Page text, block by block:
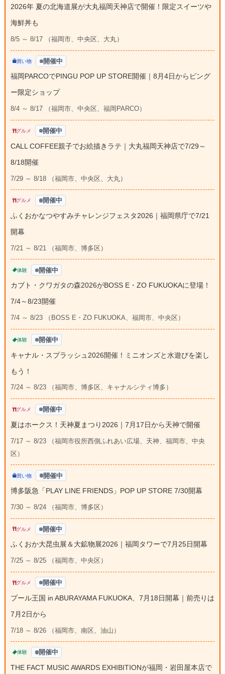
2026年 夏の北海道展が大丸福岡天神店で開催！限定スイーツや
海鮮丼も
8/5 ～ 8/17 （福岡市、中央区、大丸）
買い物 開催中
福岡PARCOでPINGU POP UP STORE開催｜8月4日からピング
ー限定ショップ
8/4 ～ 8/17 （福岡市、中央区、福岡PARCO）
グルメ 開催中
CALL COFFEE親子でお絵描きラテ｜大丸福岡天神店で7/29～
8/18開催
7/29 ～ 8/18 （福岡市、中央区、大丸）
グルメ 開催中
ふくおかなつやすみチャレンジフェスタ2026｜福岡県庁で7/21
開幕
7/21 ～ 8/21 （福岡市、博多区）
体験 開催中
カブト・クワガタの森2026がBOSS E・ZO FUKUOKAに登場！
7/4～8/23開催
7/4 ～ 8/23 （BOSS E・ZO FUKUOKA、福岡市、中央区）
体験 開催中
キャナル・スプラッシュ2026開催！ミニオンズと水遊びを楽し
もう！
7/24 ～ 8/23 （福岡市、博多区、キャナルシティ博多）
グルメ 開催中
夏はホークス！天神夏まつり2026｜7月17日から天神で開催
7/17 ～ 8/23 （福岡市役所西側ふれあい広場、天神、福岡市、中央
区）
買い物 開催中
博多阪急「PLAY LINE FRIENDS」POP UP STORE 7/30開幕
7/30 ～ 8/24 （福岡市、博多区）
グルメ 開催中
ふくおか大昆虫展＆大鉱物展2026｜福岡タワーで7月25日開幕
7/25 ～ 8/25 （福岡市、中央区）
グルメ 開催中
プール王国 in ABURAYAMA FUKUOKA、7月18日開幕｜前売りは
7月2日から
7/18 ～ 8/26 （福岡市、南区、油山）
体験 開催中
THE FACT MUSIC AWARDS EXHIBITIONが福岡・岩田屋本店で